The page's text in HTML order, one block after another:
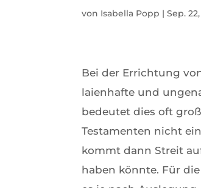
von Isabella Popp |Sep.
Bei der Errichtung
laienhafte und
bedeutet dies oft
Testamenten nicht
kommt dann Streit
haben könnte. Für